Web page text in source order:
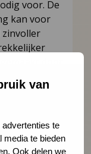
van
te
media te bieden
Ook delen we
voor. De
kan voor
stuk
naad in
te
Ook
samen